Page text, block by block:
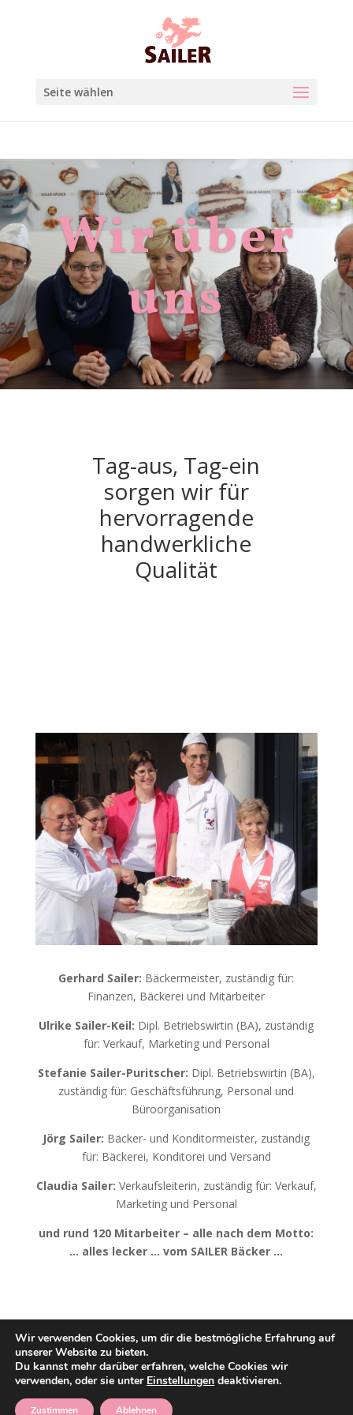
Seite wählen
Wir über
uns
Tag-aus, Tag-ein
sorgen wir für
hervorragende
handwerkliche
Qualität
Gerhard Sailer: Bäckermeister, zuständig für:
Finanzen, Bäckerei und Mitarbeiter
Ulrike Sailer-Keil: Dipl. Betriebswirtin (BA), zuständig
für: Verkauf, Marketing und Personal
Stefanie Sailer-Puritscher: Dipl. Betriebswirtin (BA),
zuständig für: Geschäftsführung, Personal und
Büroorganisation
Jörg Sailer: Bäcker- und Konditormeister, zuständig
für: Bäckerei, Konditorei und Versand
Claudia Sailer: Verkaufsleiterin, zuständig für: Verkauf,
Marketing und Personal
und rund 120 Mitarbeiter – alle nach dem Motto:
… alles lecker … vom SAILER Bäcker …
Bäckerei Konditorei Sailer GmbH Stuttgart /
Impressum
Wir verwenden Cookies, um dir die bestmögliche Erfahrung auf
unserer Website zu bieten.
Du kannst mehr darüber erfahren, welche Cookies wir
verwenden, oder sie unter Einstellungen deaktivieren.
Zustimmen Ablehnen